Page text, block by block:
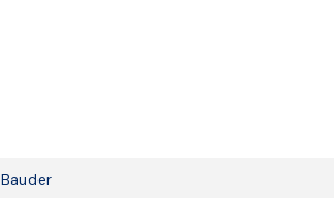
Bauder